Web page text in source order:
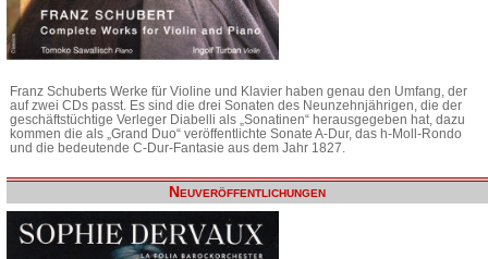
Franz Schuberts Werke für Violine und Klavier haben genau den Umfang, der
auf zwei CDs passt. Es sind die drei Sonaten des Neunzehnjährigen, die der
geschäftstüchtige Verleger Diabelli als „Sonatinen“ herausgegeben hat, dazu
kommen die als „Grand Duo“ veröffentlichte Sonate A-Dur, das h-Moll-Rondo
und die bedeutende C-Dur-Fantasie aus dem Jahr 1827.
Neuveröffentlichungen